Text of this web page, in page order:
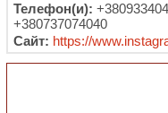
Телефон(и):
+380737074040
Сайт: https://